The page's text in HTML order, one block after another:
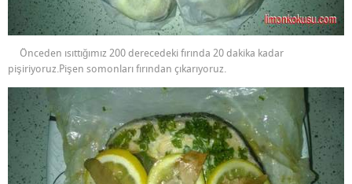
Önceden ısıttığımız 200 derecedeki fırında 20 dakika kadar
pişiriyoruz.Pişen somonları fırından çıkarıyoruz.